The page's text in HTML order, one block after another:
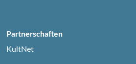
Partnerschaften
KultNet